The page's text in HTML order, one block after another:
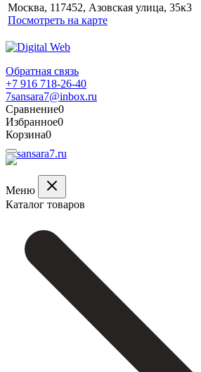
Москва, 117452, Азовская улица, 35к3
Посмотреть на карте
Обратная связь
+7 916 718-26-40
7sansara7@inbox.ru
Сравнение0
Избранное0
Корзина0
Меню
Каталог товаров